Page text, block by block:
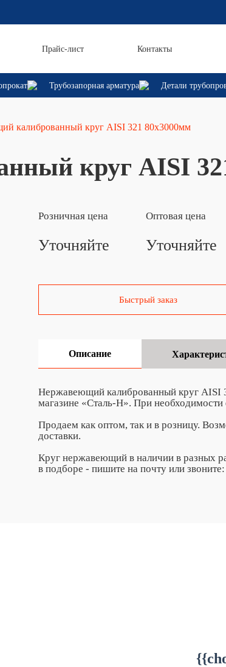
Прайс-лист Контакты
Трубозапорная арматура Детали
калиброванный круг AISI 321 80х3000мм
круг AISI
Розничная цена
Уточняйте
Оптовая цена
Уточняйте
Быстрый заказ
Описание
Нержавеющий калиброванный круг AISI
магазине «Сталь-Н». При
Продаем как оптом, так и в розницу.
доставки.
Круг нержавеющий в наличии в разных
в подборе - пишите на почту или звоните: